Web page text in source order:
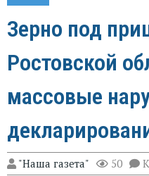
Зерно под
Ростовской
массовые
"Наша газета" 50